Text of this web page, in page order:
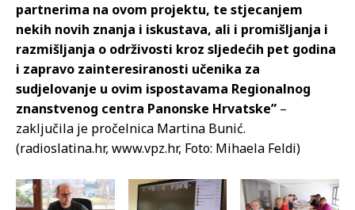
partnerima na ovom projektu, te stjecanjem
nekih novih znanja i iskustava, ali i promišljanja i
razmišljanja o održivosti kroz sljedećih pet godina
i zapravo zainteresiranosti učenika za
sudjelovanje u ovim ispostavama Regionalnog
znanstvenog centra Panonske Hrvatske” –
zaključila je pročelnica Martina Bunić.
(radioslatina.hr, www.vpz.hr, Foto: Mihaela Feldi)